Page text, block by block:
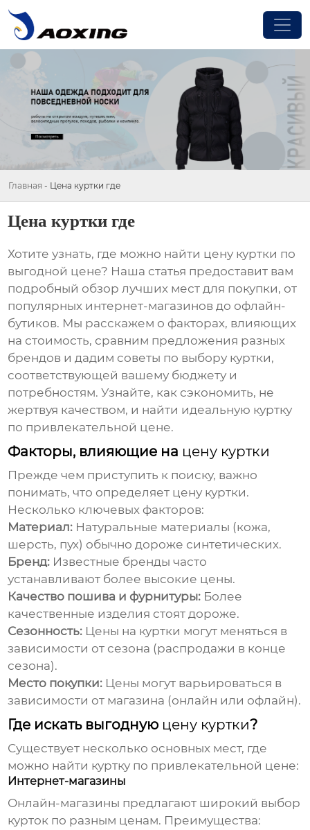
Главная - Цена куртки где
Цена куртки где
Хотите узнать, где можно найти цену куртки по
выгодной цене? Наша статья предоставит вам
подробный обзор лучших мест для покупки, от
популярных интернет-магазинов до офлайн-
бутиков. Мы расскажем о факторах, влияющих
на стоимость, сравним предложения разных
брендов и дадим советы по выбору куртки,
соответствующей вашему бюджету и
потребностям. Узнайте, как сэкономить, не
жертвуя качеством, и найти идеальную куртку
по привлекательной цене.
Факторы, влияющие на цену куртки
Прежде чем приступить к поиску, важно
понимать, что определяет цену куртки.
Несколько ключевых факторов:
Материал: Натуральные материалы (кожа,
шерсть, пух) обычно дороже синтетических.
Бренд: Известные бренды часто
устанавливают более высокие цены.
Качество пошива и фурнитуры: Более
качественные изделия стоят дороже.
Сезонность: Цены на куртки могут меняться в
зависимости от сезона (распродажи в конце
сезона).
Место покупки: Цены могут варьироваться в
зависимости от магазина (онлайн или офлайн).
Где искать выгодную цену куртки?
Существует несколько основных мест, где
можно найти куртку по привлекательной цене:
Интернет-магазины
Онлайн-магазины предлагают широкий выбор
курток по разным ценам. Преимущества: